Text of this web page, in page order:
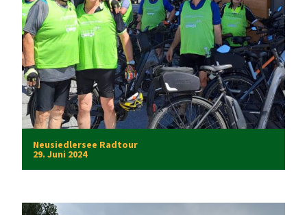
Neusiedlersee Radtour
29. Juni 2024